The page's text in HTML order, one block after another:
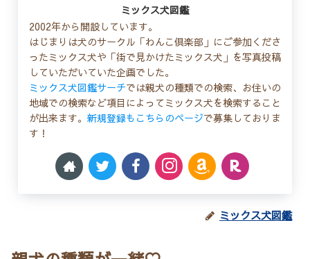
ミックス犬図鑑
2002年から開設しています。
はじまりは犬のサークル「わんこ倶楽部」にご参加くださ
ったミックス犬や「街で見かけたミックス犬」を写真投稿
していただいていた企画でした。
ミックス犬図鑑サーチでは親犬の種類での検索、お住いの
地域での検索など項目によってミックス犬を検索すること
が出来ます。 新規登録もこちらのページで募集しておりま
す！
ミックス犬図鑑